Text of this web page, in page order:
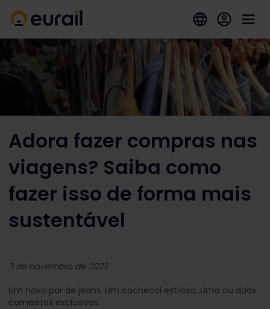
Adora fazer compras nas
viagens? Saiba como
fazer isso de forma mais
sustentável
3 de novembro de 2023
Um novo par de jeans. Um cachecol estiloso. Uma ou duas
camisetas exclusivas.